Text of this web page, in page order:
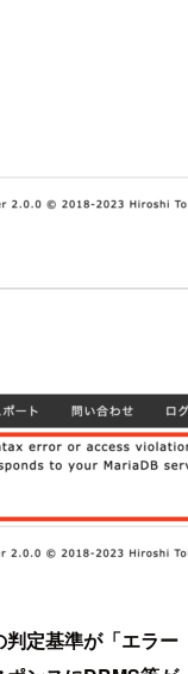
判定基準が「エラー